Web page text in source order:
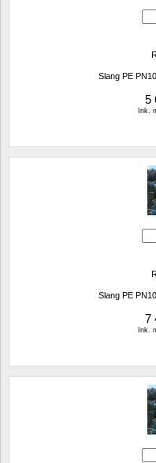
Slang PE
5
Ink.
Slang PE
7
Ink.